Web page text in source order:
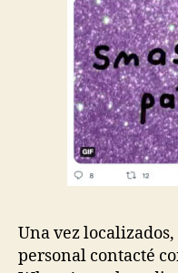
Una vez
personal contacté